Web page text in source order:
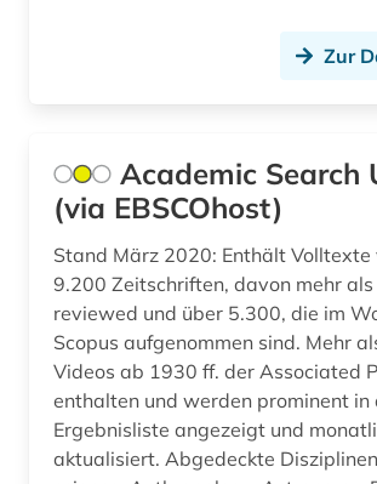
book e (2)
branche (4)
branchenanalyse (3)
branchenberichte (3)
Zur
Academic Search
(via EBSCOhost)
Stand März 2020: Enthält Volltexte
9.200 Zeitschriften, davon mehr
reviewed und über 5.300, die im
Scopus aufgenommen sind. Mehr
Videos ab 1930 ff. der Associated
enthalten und werden prominent in
Ergebnisliste angezeigt und
aktualisiert. Abgedeckte Disziplinen: Animal